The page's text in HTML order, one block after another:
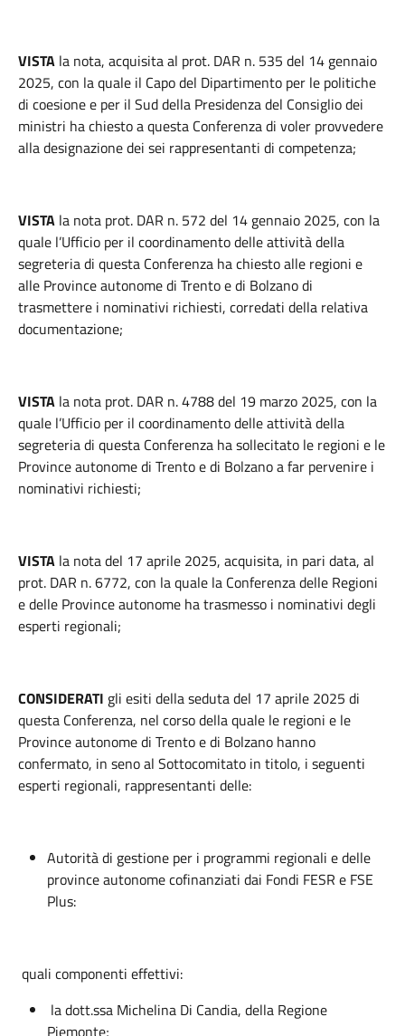
VISTA la nota, acquisita al prot. DAR n. 535 del 14 gennaio
2025, con la quale il Capo del Dipartimento per le politiche
di coesione e per il Sud della Presidenza del Consiglio dei
ministri ha chiesto a questa Conferenza di voler provvedere
alla designazione dei sei rappresentanti di competenza;
VISTA la nota prot. DAR n. 572 del 14 gennaio 2025, con la
quale l’Ufficio per il coordinamento delle attività della
segreteria di questa Conferenza ha chiesto alle regioni e
alle Province autonome di Trento e di Bolzano di
trasmettere i nominativi richiesti, corredati della relativa
documentazione;
VISTA la nota prot. DAR n. 4788 del 19 marzo 2025, con la
quale l’Ufficio per il coordinamento delle attività della
segreteria di questa Conferenza ha sollecitato le regioni e le
Province autonome di Trento e di Bolzano a far pervenire i
nominativi richiesti;
VISTA la nota del 17 aprile 2025, acquisita, in pari data, al
prot. DAR n. 6772, con la quale la Conferenza delle Regioni
e delle Province autonome ha trasmesso i nominativi degli
esperti regionali;
CONSIDERATI gli esiti della seduta del 17 aprile 2025 di
questa Conferenza, nel corso della quale le regioni e le
Province autonome di Trento e di Bolzano hanno
confermato, in seno al Sottocomitato in titolo, i seguenti
esperti regionali, rappresentanti delle:
Autorità di gestione per i programmi regionali e delle
province autonome cofinanziati dai Fondi FESR e FSE
Plus:
quali componenti effettivi:
la dott.ssa Michelina Di Candia, della Regione
Piemonte;